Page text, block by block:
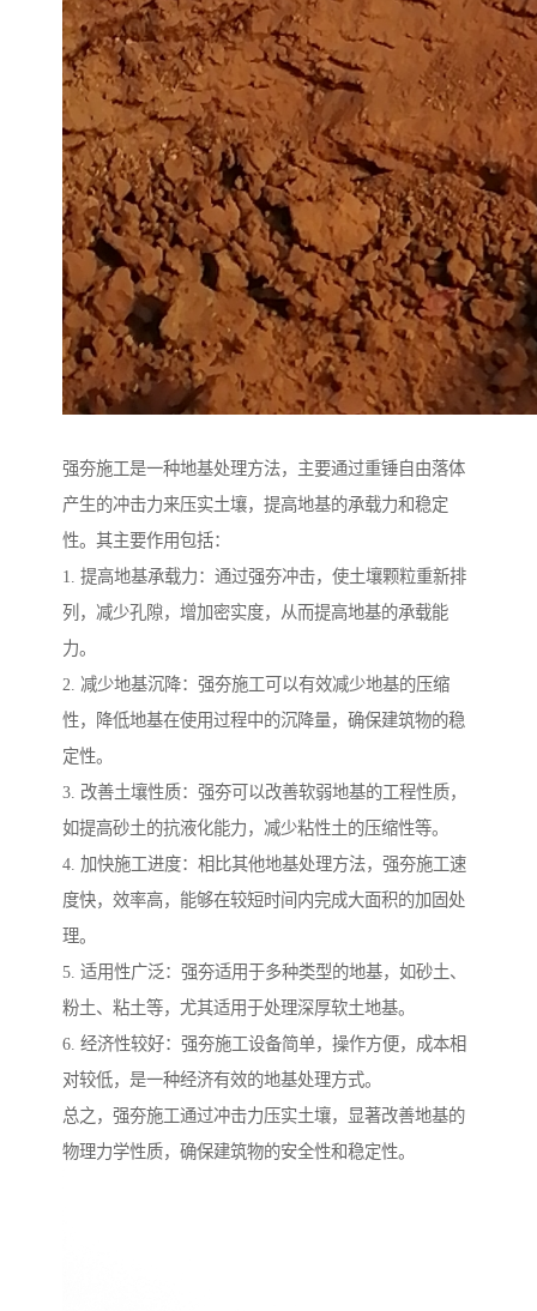
强夯施工是一种地基处理方法，主要通过重锤自由落体
产生的冲击力来压实土壤，提高地基的承载力和稳定
性。其主要作用包括：
1. 提高地基承载力：通过强夯冲击，使土壤颗粒重新排
列，减少孔隙，增加密实度，从而提高地基的承载能
力。
2. 减少地基沉降：强夯施工可以有效减少地基的压缩
性，降低地基在使用过程中的沉降量，确保建筑物的稳
定性。
3. 改善土壤性质：强夯可以改善软弱地基的工程性质，
如提高砂土的抗液化能力，减少粘性土的压缩性等。
4. 加快施工进度：相比其他地基处理方法，强夯施工速
度快，效率高，能够在较短时间内完成大面积的加固处
理。
5. 适用性广泛：强夯适用于多种类型的地基，如砂土、
粉土、粘土等，尤其适用于处理深厚软土地基。
6. 经济性较好：强夯施工设备简单，操作方便，成本相
对较低，是一种经济有效的地基处理方式。
总之，强夯施工通过冲击力压实土壤，显著改善地基的
物理力学性质，确保建筑物的安全性和稳定性。